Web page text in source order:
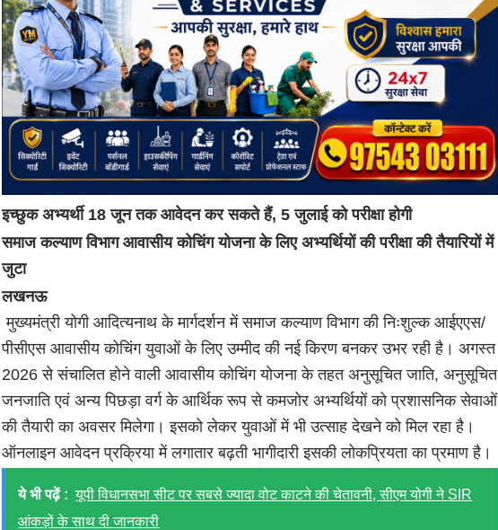
इच्छुक अभ्यर्थी 18 जून तक आवेदन कर सकते हैं, 5 जुलाई को परीक्षा होगी
समाज कल्याण विभाग आवासीय कोचिंग योजना के लिए अभ्यर्थियों की परीक्षा की तैयारियों में
जुटा
लखनऊ
मुख्यमंत्री योगी आदित्यनाथ के मार्गदर्शन में समाज कल्याण विभाग की निःशुल्क आईएएस/
पीसीएस आवासीय कोचिंग युवाओं के लिए उम्मीद की नई किरण बनकर उभर रही है। अगस्त
2026 से संचालित होने वाली आवासीय कोचिंग योजना के तहत अनुसूचित जाति, अनुसूचित
जनजाति एवं अन्य पिछड़ा वर्ग के आर्थिक रूप से कमजोर अभ्यर्थियों को प्रशासनिक सेवाओं
की तैयारी का अवसर मिलेगा। इसको लेकर युवाओं में भी उत्साह देखने को मिल रहा है।
ऑनलाइन आवेदन प्रक्रिया में लगातार बढ़ती भागीदारी इसकी लोकप्रियता का प्रमाण है।
ये भी पढ़ें : यूपी विधानसभा सीट पर सबसे ज्यादा वोट काटने की चेतावनी, सीएम योगी ने SIR
आंकड़ों के साथ दी जानकारी